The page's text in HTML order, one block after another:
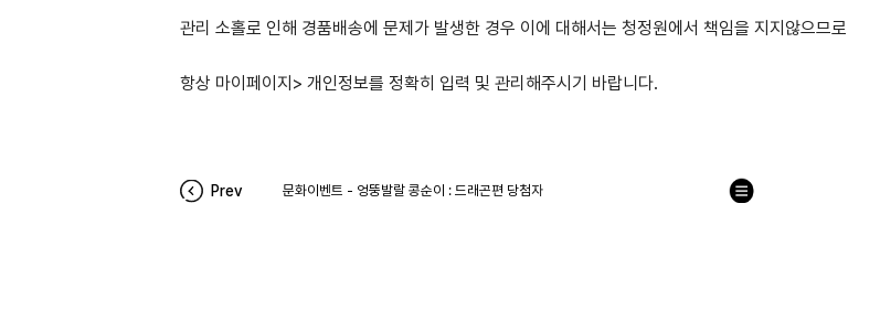
관리 소홀로 인해 경품배송에 문제가 발생한 경우 이에 대해서는 청정원에서 책임을 지지않으므로
항상 마이페이지> 개인정보를 정확히 입력 및 관리해주시기 바랍니다.
Prev 문화이벤트 - 엉뚱발랄 콩순이 : 드래곤편 당첨자
목